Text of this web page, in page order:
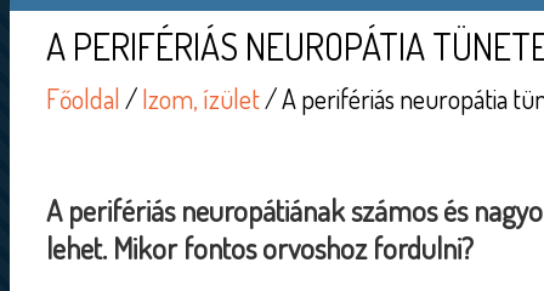
A PERIFÉRIÁS NEUROPÁTIA
Főoldal/Izom, ízület/ A perifériás neuropátia
A perifériás neuropátiának számos és
lehet. Mikor fontos orvoshoz fordulni?